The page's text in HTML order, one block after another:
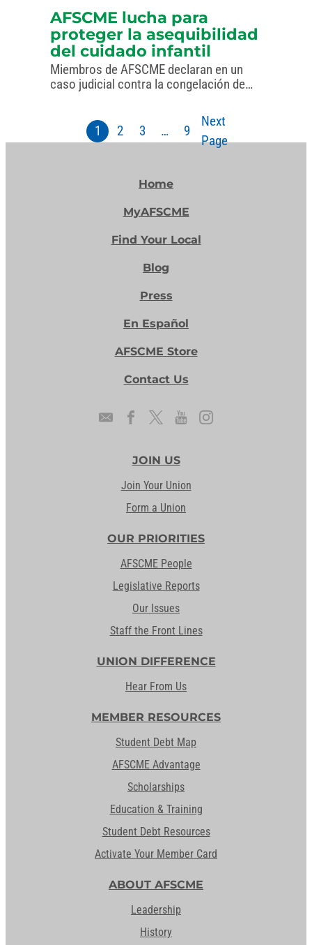
políticas de la administración favorecen
a los ricos.
AFSCME lucha para
proteger la asequibilidad
del cuidado infantil
Miembros de AFSCME declaran en un
caso judicial contra la congelación de
1
2 3 … 9
Next
Page
Home
MyAFSCME
Find Your Local
Blog
Press
En Español
AFSCME Store
Contact Us
JOIN US
Join Your Union
Form a Union
OUR PRIORITIES
AFSCME People
Legislative Reports
Our Issues
Staff the Front Lines
UNION DIFFERENCE
Hear From Us
MEMBER RESOURCES
Student Debt Map
AFSCME Advantage
Scholarships
Education & Training
Student Debt Resources
Activate Your Member Card
ABOUT AFSCME
Leadership
History